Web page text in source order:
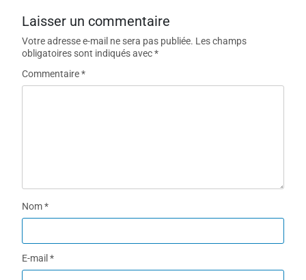
Laisser un commentaire
Votre adresse e-mail ne sera pas publiée. Les champs
obligatoires sont indiqués avec*
Commentaire*
Nom*
E-mail*